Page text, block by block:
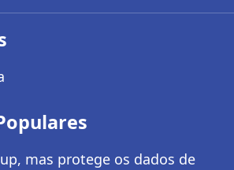
mas protege os dados de